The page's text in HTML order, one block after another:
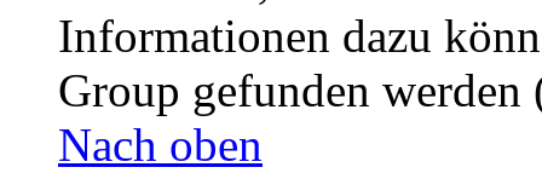
Informationen dazu
Group gefunden
Nach oben